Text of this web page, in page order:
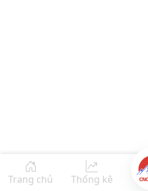
Trang chủ Thống kê